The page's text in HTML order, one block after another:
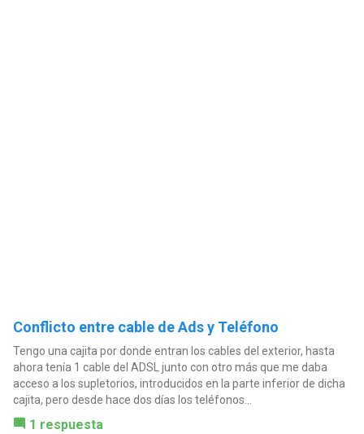
Conflicto entre cable de Ads y Teléfono
Tengo una cajita por donde entran los cables del exterior, hasta
ahora tenía 1 cable del ADSL junto con otro más que me daba
acceso a los supletorios, introducidos en la parte inferior de dicha
cajita, pero desde hace dos días los teléfonos...
1 respuesta